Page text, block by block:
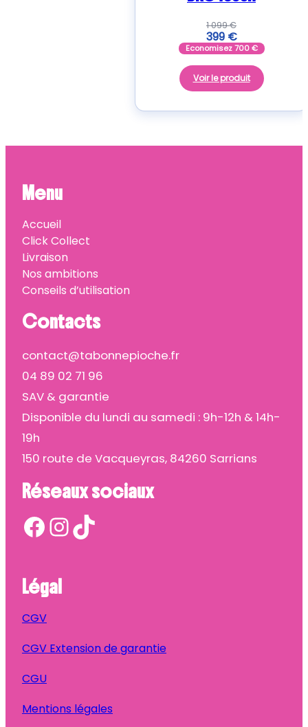
1 099€
399 €
Economisez700€
Voir le produit
Menu
Accueil
Click Collect
Livraison
Nos ambitions
Conseils d’utilisation
Contacts
contact@tabonnepioche.fr
04 89 02 71 96
SAV & garantie
Disponible du lundi au samedi : 9h-12h & 14h-
19h
150 route de Vacqueyras, 84260 Sarrians
Réseaux sociaux
Facebook InstagramTikTok
Légal
CGV
CGV Extension de garantie
CGU
Mentions légales